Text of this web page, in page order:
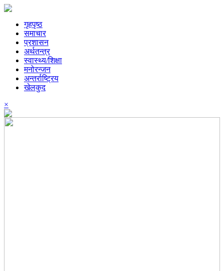
गृहपृष्ठ
समाचार
प्रशासन
अर्थतन्त्र
स्वास्थ्य/शिक्षा
मनोरन्जन
अन्तर्राष्ट्रिय
खेलकुद
×